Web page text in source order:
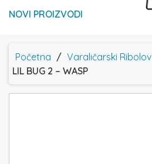
NOVI PROIZVODI
Početna / Varaličarski Ribolov
LIL BUG 2 – WASP